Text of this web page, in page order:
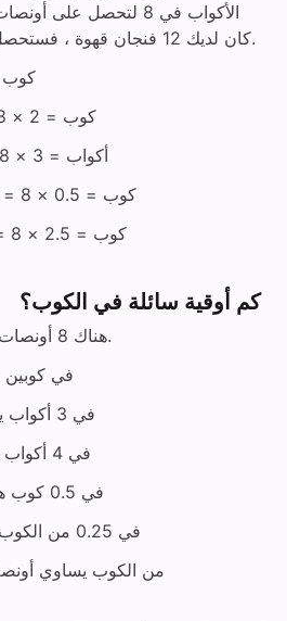
الأكواب في 8 لتحصل
كان لديك 12 فنجان قهوة ، فستحصل على 192 أونصة سائلة.
1 كوب = 8
2 كوب = 2 × 8 = 16 أوقية سائلة
3 أكواب = 3 × 8 = 24 أوقية سائلة
0.5 كوب = 0.5 × 8 = 4 أونصات سائلة
2.5 كوب = 2.5 × 8 = 10 أوقية سائلة
كم أوقية سائلة في الكوب؟
هناك 8 أونصات سائلة في الكوب الواحد.
في كوبين يوجد 16
في 3 أكواب يوجد 24 أونصة سائلة
في 4 أكواب هناك 32 أوقية سائلة
في 0.5 كوب هناك 4 أونصات سائلة
في 0.25 من الكوب يوجد 2 أونصة سائلة
0.125 من الكوب يساوي